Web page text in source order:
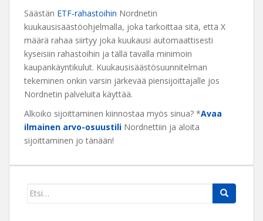
Säästän ETF-rahastoihin Nordnetin
kuukausisäästöohjelmalla, joka tarkoittaa sitä, että X
määrä rahaa siirtyy joka kuukausi automaattisesti
kyseisiin rahastoihin ja tällä tavalla minimoin
kaupankäyntikulut. Kuukausisäästösuunnitelman
tekeminen onkin varsin järkevää piensijoittajalle jos
Nordnetin palveluita käyttää.
Alkoiko sijoittaminen kiinnostaa myös sinua? *Avaa
ilmainen arvo-osuustili Nordnettiin ja aloita
sijoittaminen jo tänään!
Search